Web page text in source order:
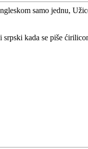
samo jednu,
kada se piše